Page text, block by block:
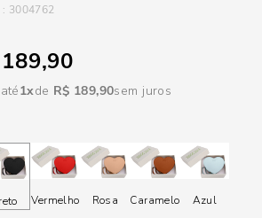
: 3004762
189,90
1 R$ 189,90sem juros
Vermelho Rosa Caramelo Azul